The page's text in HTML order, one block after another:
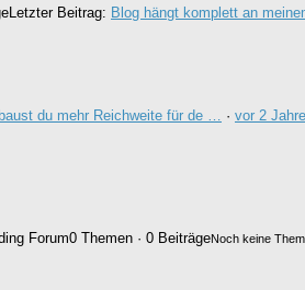
Letzter Beitrag: Blog hängt komplett an
du mehr Reichweite für de … · vor 2
Forum0 Themen · 0 BeiträgeNoch keine